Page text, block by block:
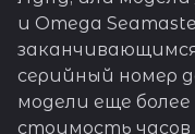
и Omega
серийный номер
модели еще
стоимость часов